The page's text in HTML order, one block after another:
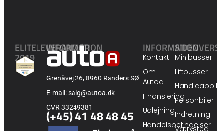
Minibusser
Liftbusser
Personbiler
Indretning
Værksted
INFORMATION
Kontakt
Om
Autoa
Finansiering
Udlejning
Handelsbetingelser
INFORMATION
Grenåvej 26, 8960 Randers SØ
E-mail: salg@autoa.dk
CVR 33249381
(+45) 41 48 48 45
ELITELEVERANDØR
2019